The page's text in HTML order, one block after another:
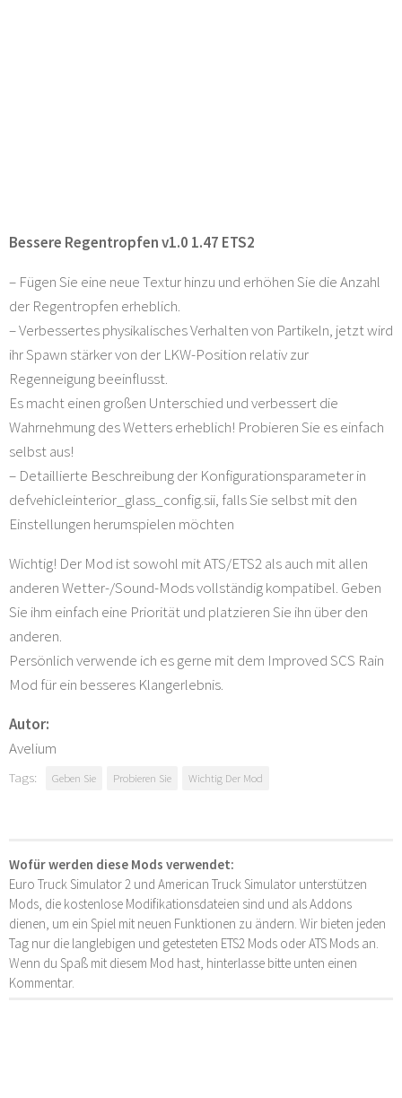
Bessere Regentropfen v1.0 1.47 ETS2
– Fügen Sie eine neue Textur hinzu und erhöhen Sie die Anzahl
der Regentropfen erheblich.
– Verbessertes physikalisches Verhalten von Partikeln, jetzt wird
ihr Spawn stärker von der LKW-Position relativ zur
Regenneigung beeinflusst.
Es macht einen großen Unterschied und verbessert die
Wahrnehmung des Wetters erheblich! Probieren Sie es einfach
selbst aus!
– Detaillierte Beschreibung der Konfigurationsparameter in
defvehicleinterior_glass_config.sii, falls Sie selbst mit den
Einstellungen herumspielen möchten
Wichtig! Der Mod ist sowohl mit ATS/ETS2 als auch mit allen
anderen Wetter-/Sound-Mods vollständig kompatibel. Geben
Sie ihm einfach eine Priorität und platzieren Sie ihn über den
anderen.
Persönlich verwende ich es gerne mit dem Improved SCS Rain
Mod für ein besseres Klangerlebnis.
Autor:
Avelium
Tags: Geben Sie Probieren Sie Wichtig Der Mod
Wofür werden diese Mods verwendet:
Euro Truck Simulator 2 und American Truck Simulator unterstützen
Mods, die kostenlose Modifikationsdateien sind und als Addons
dienen, um ein Spiel mit neuen Funktionen zu ändern. Wir bieten jeden
Tag nur die langlebigen und getesteten ETS2 Mods oder ATS Mods an.
Wenn du Spaß mit diesem Mod hast, hinterlasse bitte unten einen
Kommentar.